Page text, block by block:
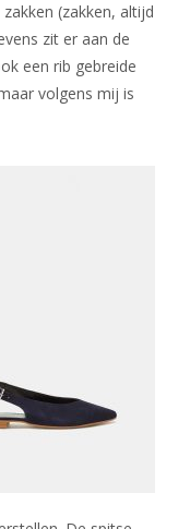
(zakken, altijd
zit er aan de
een rib gebreide
volgens mij is